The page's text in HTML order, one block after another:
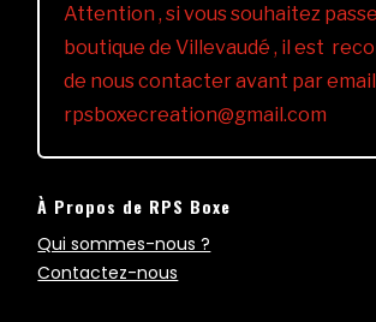
Attention , si vous souhaitez
boutique de Villevaudé , il est
de nous contacter avant par email
rpsboxecreation@gmail.com
À Propos de RPS Boxe
Qui sommes-nous ?
Contactez-nous